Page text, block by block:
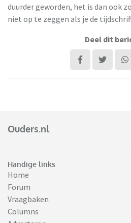
duurder geworden, het is dan ook
niet op te zeggen als je de
Deel dit
Ouders.nl
Handige links
Home
Forum
Vraagbaken
Columns